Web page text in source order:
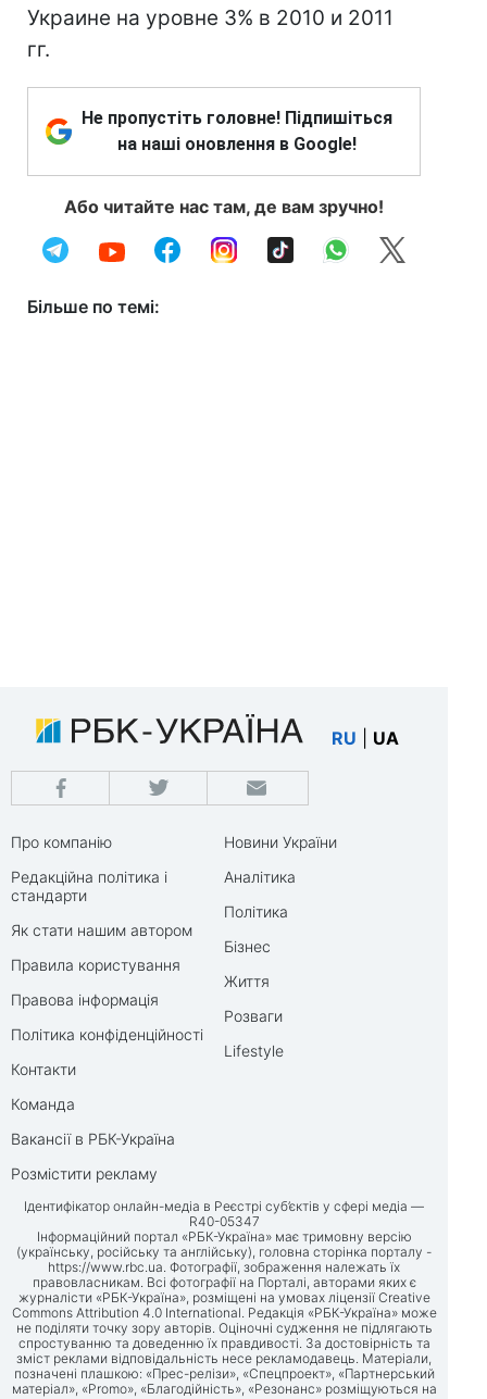
Украине на уровне 3% в 2010 и 2011
гг.
Не пропустіть головне! Підпишіться
на наші оновлення в Google!
Або читайте нас там, де вам зручно!
Більше по темі:
RU UA
Про компанію
Редакційна політика і
стандарти
Як стати нашим автором
Правила користування
Правова інформація
Політика конфіденційності
Контакти
Команда
Вакансії в РБК-Україна
Розмістити рекламу
Новини України
Аналітика
Політика
Бізнес
Життя
Розваги
Lifestyle
Ідентифікатор онлайн-медіа в Реєстрі суб’єктів у сфері медіа —
R40-05347
Інформаційний портал «РБК-Україна» має тримовну версію
(українську, російську та англійську), головна сторінка порталу -
https://www.rbc.ua. Фотографії, зображення належать їх
правовласникам. Всі фотографії на Порталі, авторами яких є
журналісти «РБК-Україна», розміщені на умовах ліцензії Creative
Commons Attribution 4.0 International. Редакція «РБК-Україна» може
не поділяти точку зору авторів. Оціночні судження не підлягають
спростуванню та доведенню їх правдивості. За достовірність та
зміст реклами відповідальність несе рекламодавець. Матеріали,
позначені плашкою: «Прес-релізи», «Спецпроект», «Партнерський
матеріал», «Promo», «Благодійність», «Резонанс» розміщуються на